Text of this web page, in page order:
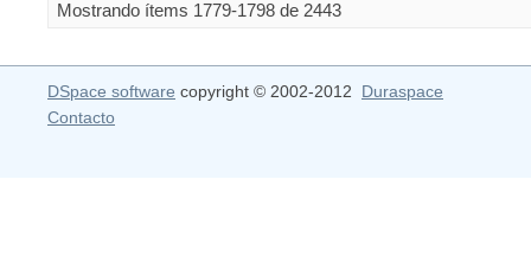
Mostrando ítems 1779-1798 de 2443
DSpace software copyright © 2002-2012 Duraspace
Contacto